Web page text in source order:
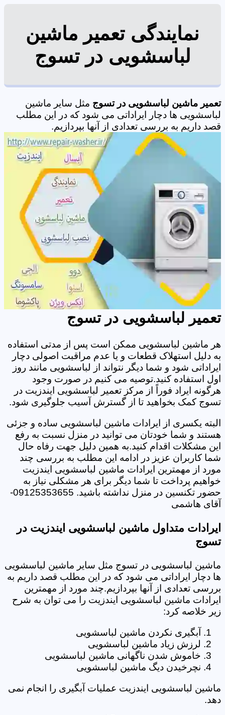
نمایندگی تعمیر ماشین
لباسشویی در تسوج
تعمیر ماشین لباسشویی در تسوج مثل سایر ماشین
لباسشویی ها دچار ایراداتی می شود که در این مطلب
قصد داریم به بررسی تعدادی از آنها بپردازیم.
تعمیر لباسشویی در تسوج
هر ماشین لباسشویی ممکن است پس از مدتی استفاده
به دلیل استهلاک قطعات و یا عدم مراقبت اصولی دچار
ایراداتی شود و شما دیگر نتواند از لباسشویی مانند روز
اول استفاده کنید.توصیه می کنیم در صورت وجود
هرگونه ایراد فوراً از مرکز تعمیر لباسشویی ایندزیت در
تسوج کمک بخواهید تا از گسترش آسیب جلوگیری شود.
البته یکسری از ایرادات ماشین لباسشویی ساده و جزئی
هستند و شما خودتان می توانید در منزل نسبت به رفع
این مشکلات اقدام کنید.به همین دلیل جهت رفاه حال
شما کاربران عزیز در ادامه این مطلب به بررسی چند
مورد از مهمترین ایرادات ماشین لباسشویی ایندزیت
خواهیم پرداخت تا شما دیگر برای هر مشکلی نیاز به
حضور تکنسین در منزل نداشته باشید. 09125353655-
آقای هاشمی
ایرادات متداول ماشین لباسشویی ایندزیت در
تسوج
ماشین لباسشویی در تسوج مثل سایر ماشین لباسشویی
ها دچار ایراداتی می شود که در این مطلب قصد داریم به
بررسی تعدادی از آنها بپردازیم.چند مورد از مهمترین
ایرادات ماشین لباسشویی ایندزیت را می توان به شرح
زیر خلاصه کرد:
آبگیری نکردن ماشین لباسشویی
لرزش زیاد ماشین لباسشویی
خاموش شدن ناگهانی ماشین لباسشویی
نچرخیدن دیگ ماشین لباسشویی
ماشین لباسشویی ایندزیت عملیات آبگیری را انجام نمی
دهد.